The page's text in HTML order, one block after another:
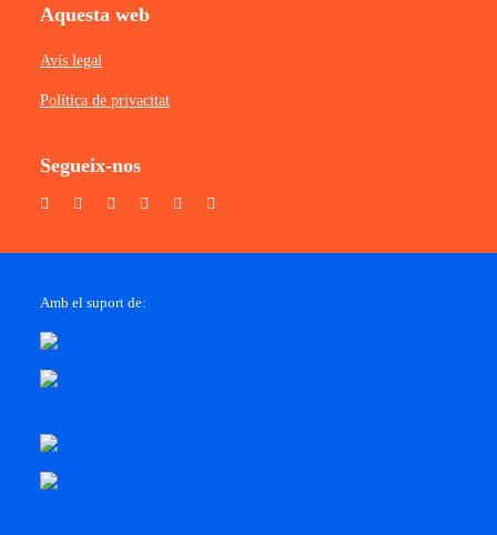
Aquesta web
Avís legal
Política de privacitat
Segueix-nos
Amb el suport de: